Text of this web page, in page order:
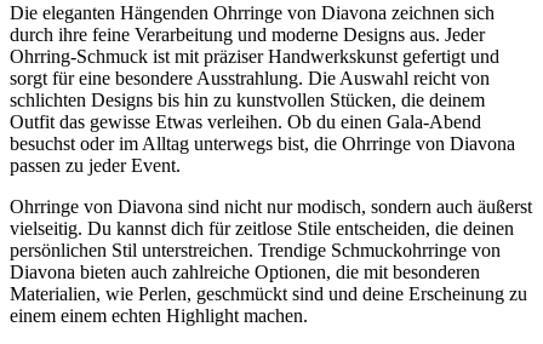
Die eleganten Hängenden Ohrringe von Diavona zeichnen sich
durch ihre feine Verarbeitung und moderne Designs aus. Jeder
Ohrring-Schmuck ist mit präziser Handwerkskunst gefertigt und
sorgt für eine besondere Ausstrahlung. Die Auswahl reicht von
schlichten Designs bis hin zu kunstvollen Stücken, die deinem
Outfit das gewisse Etwas verleihen. Ob du einen Gala-Abend
besuchst oder im Alltag unterwegs bist, die Ohrringe von Diavona
passen zu jeder Event.
Ohrringe von Diavona sind nicht nur modisch, sondern auch äußerst
vielseitig. Du kannst dich für zeitlose Stile entscheiden, die deinen
persönlichen Stil unterstreichen. Trendige Schmuckohrringe von
Diavona bieten auch zahlreiche Optionen, die mit besonderen
Materialien, wie Perlen, geschmückt sind und deine Erscheinung zu
einem einem echten Highlight machen.